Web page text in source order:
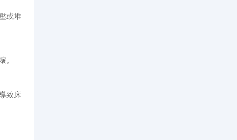
或堆
。
致床